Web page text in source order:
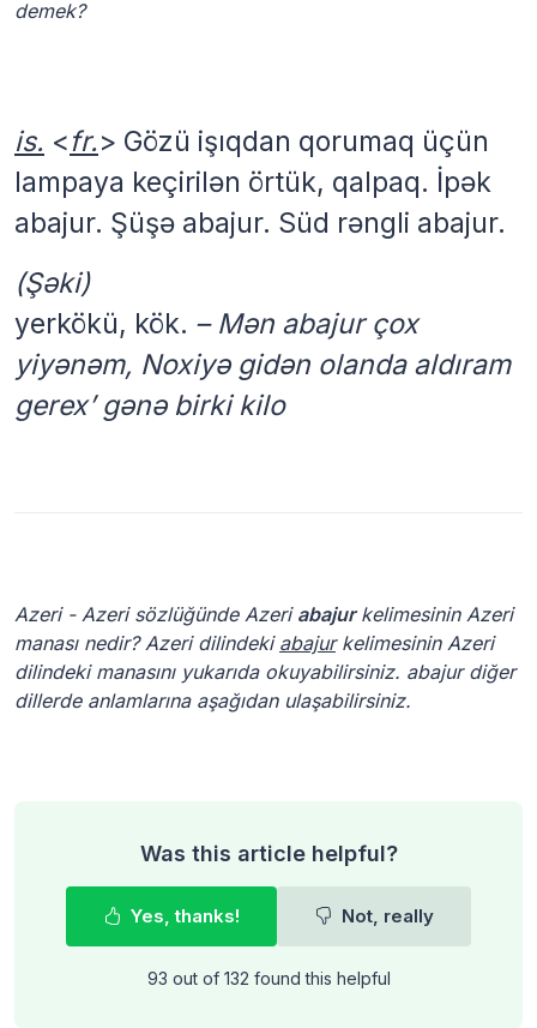
demek?
is. <fr.> Gözü işıqdan qorumaq üçün
lampaya keçirilən örtük, qalpaq. İpək
abajur. Şüşə abajur. Süd rəngli abajur.
(Şəki)
yerkökü, kök. – Mən abajur çox
yiyənəm, Noxiyə gidən olanda aldıram
gerex’ gənə birki kilo
Azeri - Azeri sözlüğünde Azeri abajurkelimesinin Azeri
manası nedir? Azeri dilindeki abajurkelimesinin Azeri
dilindeki manasını yukarıda okuyabilirsiniz. abajur diğer
dillerde anlamlarına aşağıdan ulaşabilirsiniz.
Was this article helpful?
Yes, thanks! Not, really
93 out of 132 found this helpful